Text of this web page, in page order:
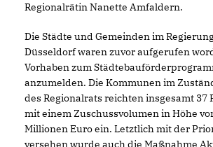
Regionalrätin Nanette Amfaldern.
Die Städte und Gemeinden im
Düsseldorf waren zuvor aufgerufen
Vorhaben zum
anzumelden. Die Kommunen im
des Regionalrats reichten insgesamt 37
mit einem Zuschussvolumen in Höhe
Millionen Euro ein. Letztlich mit der
versehen wurde auch die Maßnahme